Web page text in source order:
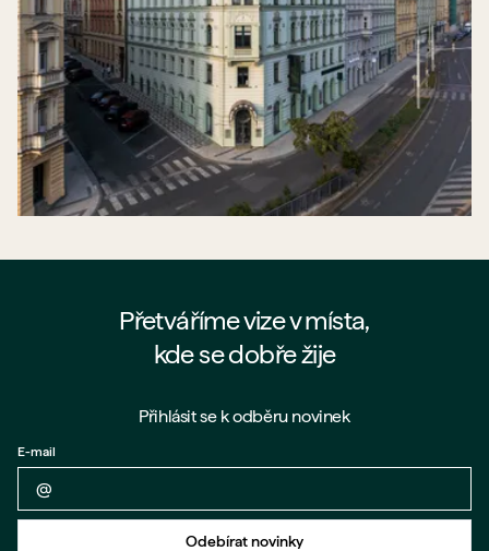
Přetváříme vize v místa,
kde se dobře žije
Zpět na formulář
Přihlásit se k odběru novinek
E-mail
Odebírat novinky